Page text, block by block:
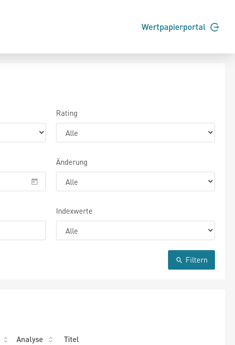
Wertpapierportal
Rating
Änderung
Indexwerte
Filtern
Analyse
Titel